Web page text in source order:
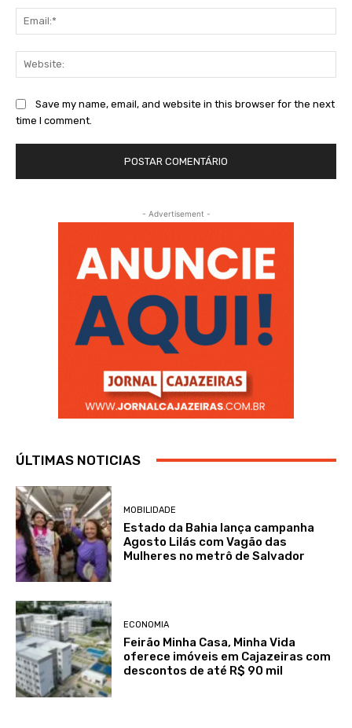
Save my name, email, and website in this browser for the next
time I comment.
- Advertisement -
ÚLTIMAS NOTICIAS
MOBILIDADE
Estado da Bahia lança campanha
Agosto Lilás com Vagão das
Mulheres no metrô de Salvador
ECONOMIA
Feirão Minha Casa, Minha Vida
oferece imóveis em Cajazeiras com
descontos de até R$ 90 mil